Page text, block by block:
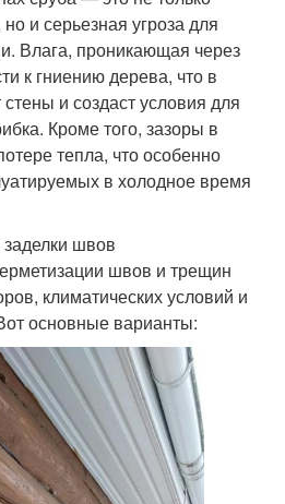
и серьезная угроза для
Влага, проникающая через
к гниению дерева, что в
и создаст условия для
Кроме того, зазоры в
тепла, что особенно
в холодное время
швов
швов и трещин
климатических условий и
основные варианты: